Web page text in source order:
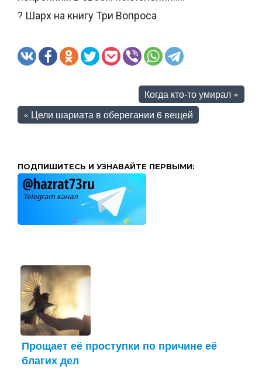
? Шарх на книгу Три Вопроса
Когда кто-то умирал »
« Цели шариата в оберегании 6 вещей
ПОДПИШИТЕСЬ И УЗНАВАЙТЕ ПЕРВЫМИ:
Прощает её проступки по причине её
благих дел